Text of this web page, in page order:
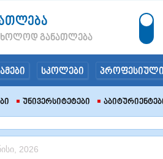
განათლება
სკოლები
Უნივერსიტეტები
2026